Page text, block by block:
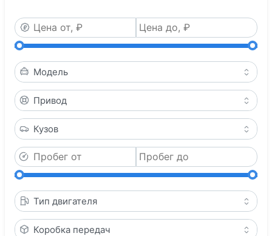
Модель
Привод
Кузов
Тип двигателя
Коробка передач